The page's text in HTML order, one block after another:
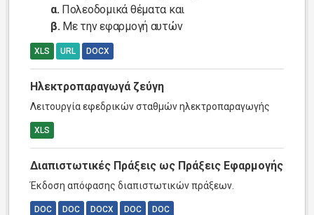
α. Πολεοδομικά θέματα και
β. Με την εφαρμογή αυτών
XLS URL DOCX
Ηλεκτροπαραγωγά ζεύγη
Λειτουργία εφεδρικών σταθμών ηλεκτροπαραγωγής
XLS
Διαπιστωτικές Πράξεις ως Πράξεις Εφαρμογής
Έκδοση απόφασης διαπιστωτικών πράξεων.
DOC DOC DOCX DOC DOC